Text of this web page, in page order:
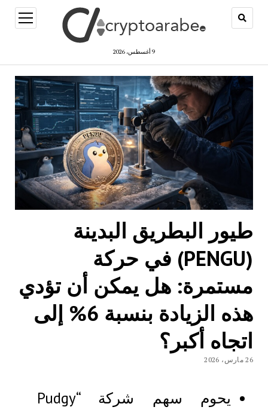
9 أغسطس، 2026
open
menu
طيور البطريق البدينة
(PENGU) في حركة
مستمرة: هل يمكن أن تؤدي
هذه الزيادة بنسبة 6% إلى
اتجاه أكبر؟
26 مارس، 2026
يحوم سهم شركة “Pudgy